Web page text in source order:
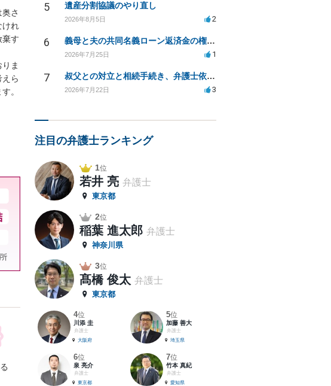
さ
けれ
棄す
ま
ら
。
5 遺産分割協議のやり直し
2026年8月5日 2
6 義母と夫の共同名義ローン返済金の権利について知りたい
2026年7月25日 1
7 叔父との対立と相続手続き、弁護士依頼の方法は？
2026年7月22日 3
注目の弁護士ランキング
1位
若井 亮 弁護士
東京都
2位
稲葉 進太郎 弁護士
神奈川県
3位
髙橋 俊太 弁護士
東京都
4位
川添 圭
弁護士
大阪府
5位
加藤 善大
弁護士
埼玉県
6位
泉 亮介
弁護士
東京都
7位
竹本 真紀
弁護士
愛知県